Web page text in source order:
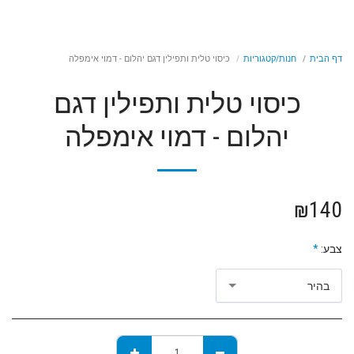
דף הבית חנות/קטגוריות כיסוי טלית ותפילין דגם יהלום - דמוי אימפלה
כיסוי טלית ותפילין דגם
יהלום - דמוי אימפלה
₪140
צבע: *
בהיר